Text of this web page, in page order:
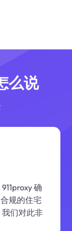
么说
确
规的住宅
们对此非